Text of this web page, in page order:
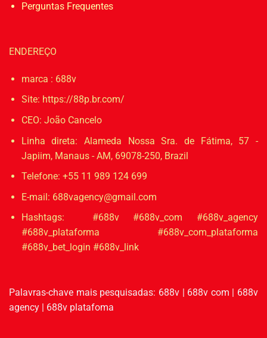
Perguntas Frequentes
ENDEREÇO
marca : 688v
Site: https://88p.br.com/
CEO: João Cancelo
Linha direta:Alameda Nossa Sra. de Fátima, 57 -
Japiim, Manaus - AM, 69078-250, Brazil
Telefone: +55 11 989 124 699
E-mail: 688vagency@gmail.com
Hashtags: #688v #688v_com #688v_agency
#688v_plataforma #688v_com_plataforma
#688v_bet_login #688v_link
Palavras-chave mais pesquisadas: 688v| 688v com | 688v
agency | 688v platafoma